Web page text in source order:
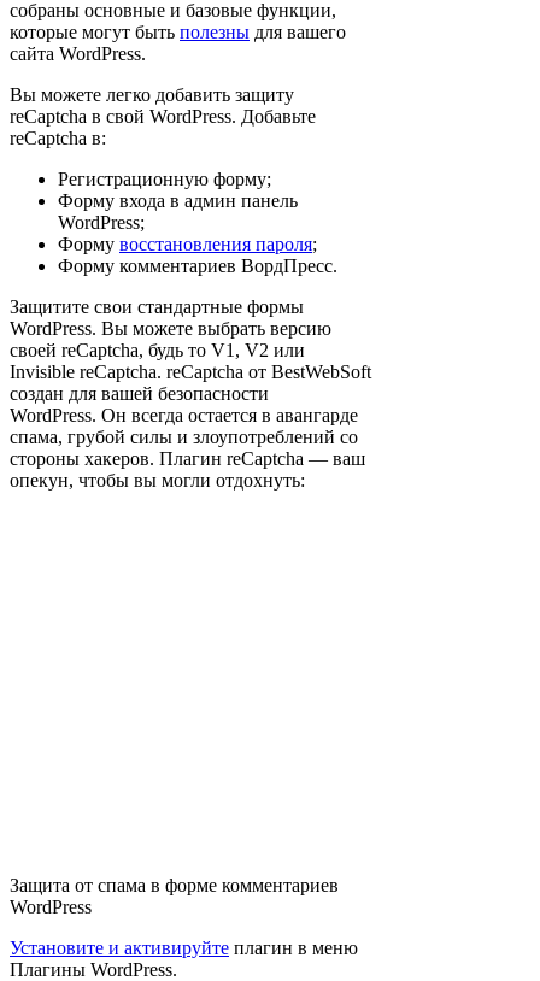
собраны основные и базовые функции,
которые могут быть полезны для вашего
сайта WordPress.
Вы можете легко добавить защиту
reCaptcha в свой WordPress. Добавьте
reCaptcha в:
Регистрационную форму;
Форму входа в админ панель
WordPress;
Форму восстановления пароля;
Форму комментариев ВордПресс.
Защитите свои стандартные формы
WordPress. Вы можете выбрать версию
своей reCaptcha, будь то V1, V2 или
Invisible reCaptcha. reCaptcha от BestWebSoft
создан для вашей безопасности
WordPress. Он всегда остается в авангарде
спама, грубой силы и злоупотреблений со
стороны хакеров. Плагин reCaptcha — ваш
опекун, чтобы вы могли отдохнуть:
Защита от спама в форме комментариев
WordPress
Установите и активируйте плагин в меню
Плагины WordPress.